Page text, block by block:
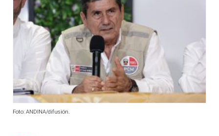
Foto: ANDINA/difusión.